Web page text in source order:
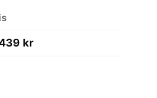
kr